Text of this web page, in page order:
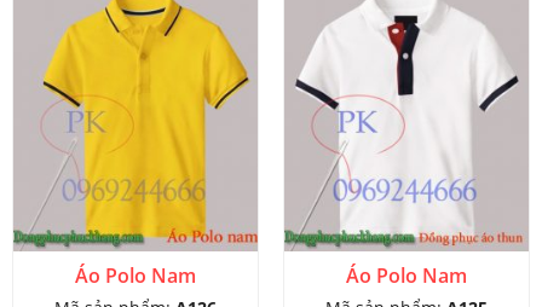
Áo Polo Nam Áo Polo Nam